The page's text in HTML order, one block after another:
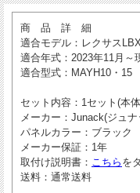
商 品 詳 細
適合モデル ：レクサス
適合年式 ：2023年11月～
適合型式 ：MAYH10・15
セット内容 ：1セット(本
メーカー ：Junack(ジュ
パネルカラー ：ブラック
メーカー保証 ：1年
取付け説明書 ： こちら を
送料 ：通常送料